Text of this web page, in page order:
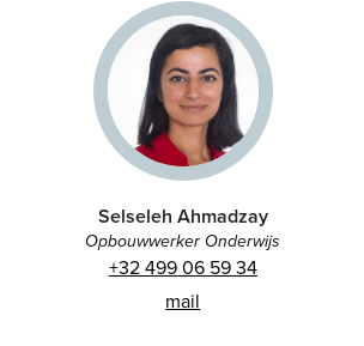
Selseleh Ahmadzay
Opbouwwerker Onderwijs
+32 499 06 59 34
mail